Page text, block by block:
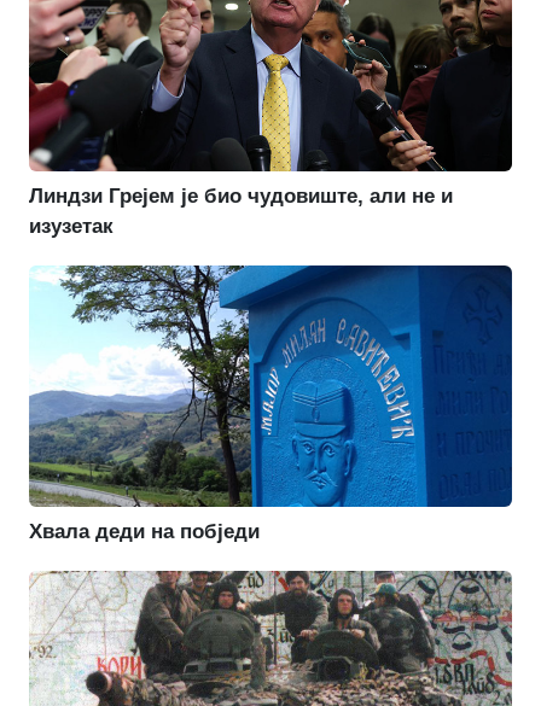
Линдзи Грејем је био чудовиште, али не и
изузетак
Хвала деди на побједи